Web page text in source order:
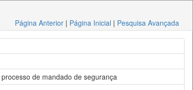
Página Anterior | Página Inicial | Pesquisa Avançada
de mandado de segurança